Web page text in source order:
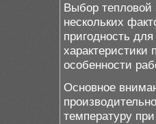
Выбор
нескольких
пригодность
особенности
Основное
температуру